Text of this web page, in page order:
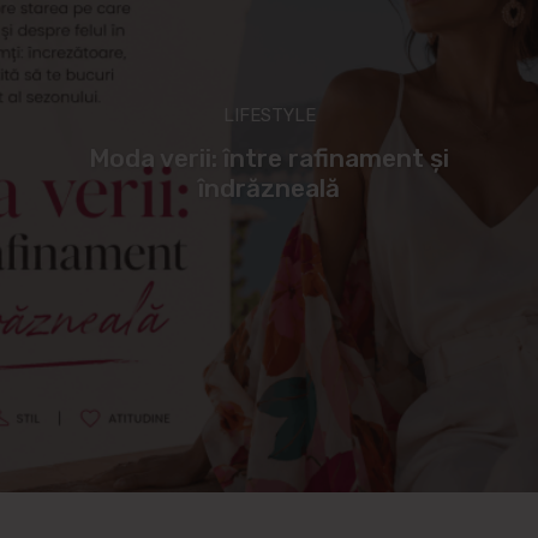
LIFESTYLE
Moda verii: între rafinament și
îndrăzneală